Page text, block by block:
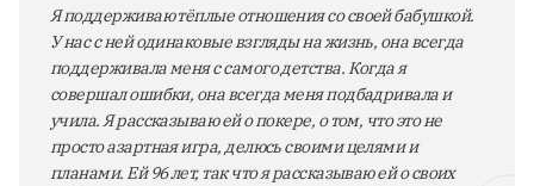
Я поддерживаю тёплые отношения со своей бабушкой.
У нас с ней одинаковые взгляды на жизнь, она всегда
поддерживала меня с самого детства. Когда я
совершал ошибки, она всегда меня подбадривала и
учила. Я рассказываю ей о покере, о том, что это не
просто азартная игра, делюсь своими целями и
планами. Ей 96 лет, так что я рассказываю ей о своих